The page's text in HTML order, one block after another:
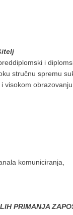
i
stručnu spremu
visokom
komuniciranja,
PRIMANJA